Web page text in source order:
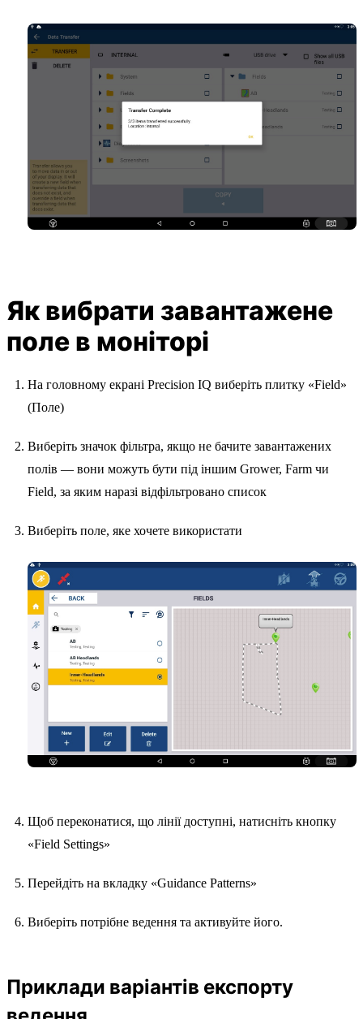
Як вибрати завантажене
поле в моніторі
На головному екрані Precision IQ виберіть плитку «Field»
(Поле)
Виберіть значок фільтра, якщо не бачите завантажених
полів — вони можуть бути під іншим Grower, Farm чи
Field, за яким наразі відфільтровано список
Виберіть поле, яке хочете використати
Щоб переконатися, що лінії доступні, натисніть кнопку
«Field Settings»
Перейдіть на вкладку «Guidance Patterns»
Виберіть потрібне ведення та активуйте його.
Приклади варіантів експорту